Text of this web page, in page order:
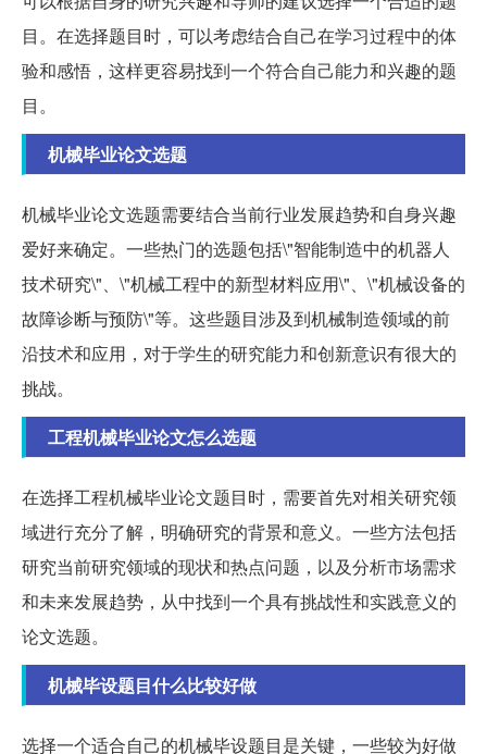
目。在选择题目时，可以考虑结合自己在学习过程中的体
验和感悟，这样更容易找到一个符合自己能力和兴趣的题
目。
机械毕业论文选题
机械毕业论文选题需要结合当前行业发展趋势和自身兴趣
爱好来确定。一些热门的选题包括\"智能制造中的机器人
技术研究\"、\"机械工程中的新型材料应用\"、\"机械设备的
故障诊断与预防\"等。这些题目涉及到机械制造领域的前
沿技术和应用，对于学生的研究能力和创新意识有很大的
挑战。
工程机械毕业论文怎么选题
在选择工程机械毕业论文题目时，需要首先对相关研究领
域进行充分了解，明确研究的背景和意义。一些方法包括
研究当前研究领域的现状和热点问题，以及分析市场需求
和未来发展趋势，从中找到一个具有挑战性和实践意义的
论文选题。
机械毕设题目什么比较好做
选择一个适合自己的机械毕设题目是关键，一些较为好做